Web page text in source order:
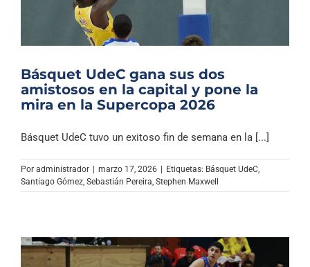
Columnas
Música Clásica
Especiales
Archivo Sonoro
Básquet UdeC gana sus dos
amistosos en la capital y pone la
mira en la Supercopa 2026
Básquet UdeC tuvo un exitoso fin de semana en la [...]
Por administrador | marzo 17, 2026 | Etiquetas: Básquet UdeC
Santiago Gómez Sebastián Pereira Stephen Maxwell